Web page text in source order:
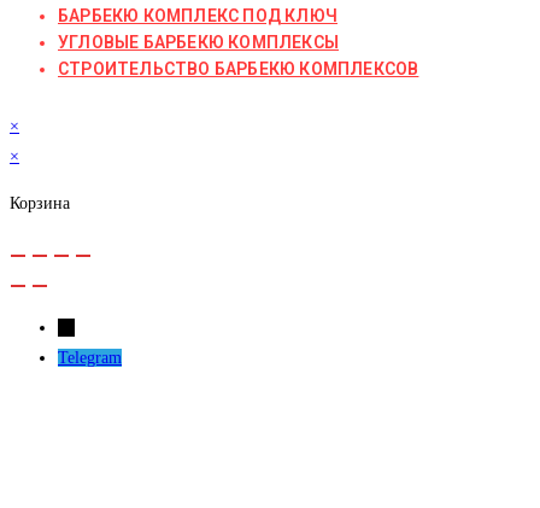
БАРБЕКЮ КОМПЛЕКС ПОД КЛЮЧ
УГЛОВЫЕ БАРБЕКЮ КОМПЛЕКСЫ
СТРОИТЕЛЬСТВО БАРБЕКЮ КОМПЛЕКСОВ
×
×
Корзина
Telegram